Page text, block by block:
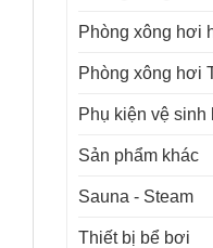
Phòng xông hơi
Phòng xông hơi
Phụ kiện vệ sinh
Sản phẩm khác
Sauna - Steam
Thiết bị bể bơi